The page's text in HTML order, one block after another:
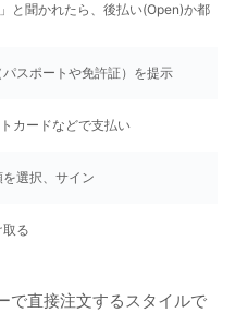
と聞かれたら、後払い(Open)か都
スポートや免許証）を提示
カードなどで支払い
選択、サイン
る
で直接注文するスタイルで